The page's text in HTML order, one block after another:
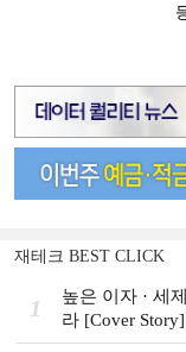
재테크 BEST CLICK
1
높은 이자 · 세
라 [Cover Story]